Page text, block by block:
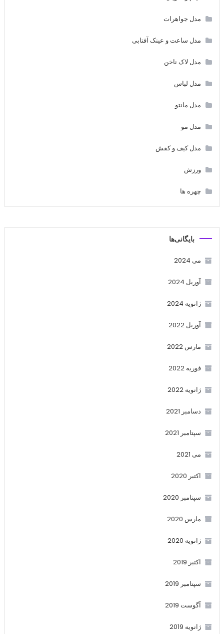
مدل جواهرات
مدل ساعت و عینک آفتابی
مدل لاک ناخن
مدل لباس
مدل مانتو
مدل مو
مدل کیف و کفش
ورزش
چهره ها
بایگانی‌ها
می 2024
آوریل 2024
ژانویه 2024
آوریل 2022
مارس 2022
فوریه 2022
ژانویه 2022
دسامبر 2021
سپتامبر 2021
می 2021
اکتبر 2020
سپتامبر 2020
مارس 2020
ژانویه 2020
اکتبر 2019
سپتامبر 2019
آگوست 2019
ژانویه 2019